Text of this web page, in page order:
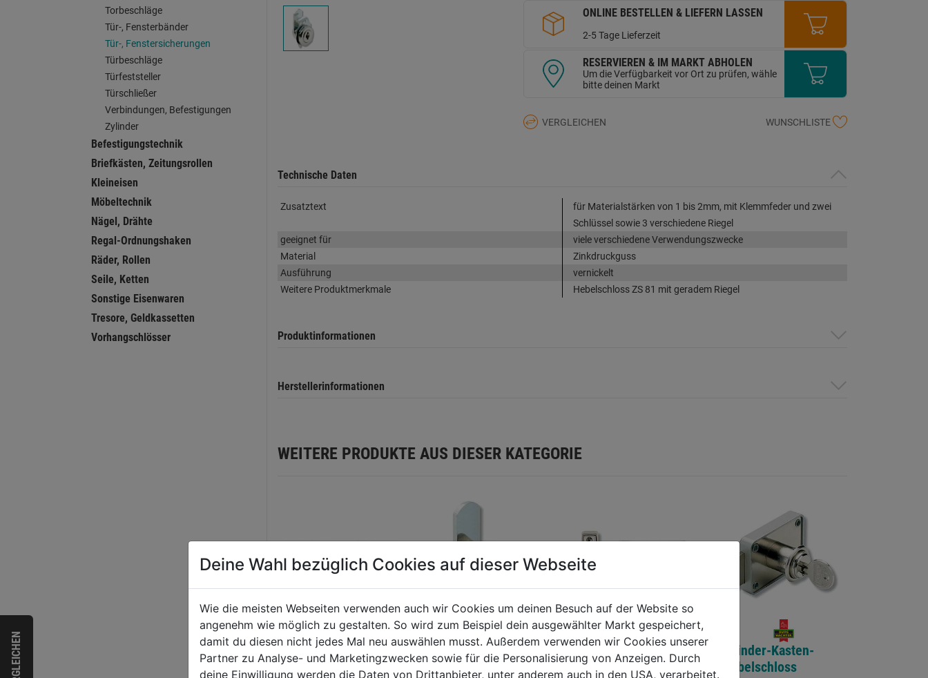
VERGLEICHEN
Torbeschläge
Tür-, Fensterbänder
Tür-, Fenstersicherungen
Türbeschläge
Türfeststeller
Türschließer
Verbindungen, Befestigungen
Zylinder
Befestigungstechnik
Briefkästen, Zeitungsrollen
Kleineisen
Möbeltechnik
Nägel, Drähte
Regal-Ordnungshaken
Räder, Rollen
Seile, Ketten
Sonstige Eisenwaren
Tresore, Geldkassetten
Vorhangschlösser
ONLINE BESTELLEN & LIEFERN LASSEN
2-5 Tage Lieferzeit
RESERVIEREN & IM MARKT ABHOLEN
Um die Verfügbarkeit vor Ort zu prüfen, wähle
bitte deinen Markt
VERGLEICHEN WUNSCHLISTE
Technische Daten
Zusatztext
für Materialstärken von 1 bis 2mm, mit Klemmfeder und zwei
Schlüssel sowie 3 verschiedene Riegel
geeignet für
viele verschiedene Verwendungszwecke
Material
Zinkdruckguss
Ausführung
vernickelt
Weitere Produktmerkmale
Hebelschloss ZS 81 mit geradem Riegel
Produktinformationen
Herstellerinformationen
WEITERE PRODUKTE AUS DIESER KATEGORIE
Scharnierseitensicher
ung TAS82
Zylinder-Hebelschloss
verstellbar
Sicherheitstürkette
Zylinder-Kasten-
Möbelschloss
Deine Wahl bezüglich Cookies auf dieser Webseite
Wie die meisten Webseiten verwenden auch wir Cookies um deinen Besuch auf der Website so
angenehm wie möglich zu gestalten. So wird zum Beispiel dein ausgewählter Markt gespeichert,
damit du diesen nicht jedes Mal neu auswählen musst. Außerdem verwenden wir Cookies unserer
Partner zu Analyse- und Marketingzwecken sowie für die Personalisierung von Anzeigen. Durch
deine Einwilligung werden die Daten von Drittanbieter, unter anderem auch in den USA, verarbeitet.